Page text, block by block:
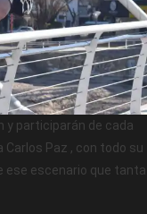
y participarán de cada
Carlos Paz , con todo su
ese escenario que tanta